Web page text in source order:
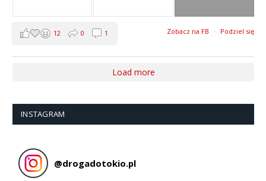
Zobacz na FB · Podziel się
12 0 1
Load more
INSTAGRAM
@drogadotokio.pl